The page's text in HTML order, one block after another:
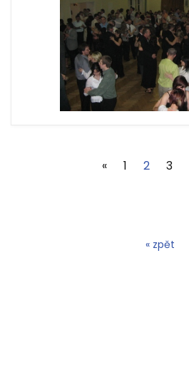
« 1 2 3
« zpět